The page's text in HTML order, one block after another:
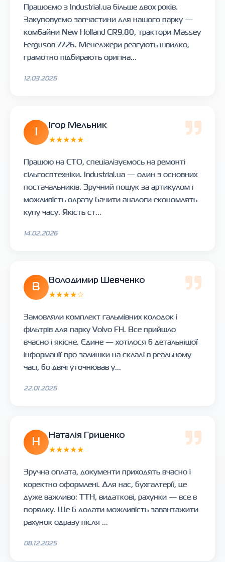
Працюємо з Industrial.ua більше двох років.
Закуповуємо запчастини для нашого парку —
комбайни New Holland CR9.80, трактори Massey
Ferguson 7726. Менеджери реагують швидко,
грамотно підбирають оригіна...
12.03.2026
Ігор Мельник
★★★★★
Працюю на СТО, спеціалізуємось на ремонті
сільгосптехніки. Industrial.ua — один з основних
постачальників. Зручний пошук за артикулом і
можливість одразу бачити аналоги економлять
купу часу. Якість ст...
14.02.2026
В
Володимир Шевченко
★★★★☆
Замовляли комплект гальмівних колодок і
фільтрів для парку Volvo FH. Все прийшло
вчасно і якісне. Єдине — хотілося б детальнішої
інформації про залишки на складі в реальному
часі, бо двічі уточнював у...
22.01.2026
Н
Наталія Гриценко
★★★★★
Зручна оплата, документи приходять вчасно і
коректно оформлені. Для нас, бухгалтерії, це
дуже важливо: ТТН, видаткові, рахунки — все в
порядку. Ще б додати можливість завантажити
рахунок одразу після ...
08.12.2025